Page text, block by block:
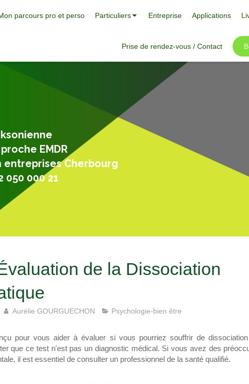
parcours pro et perso Particuliers Entreprise Applications
Prise de rendez-vous / Contact
EMDR
entreprises Cherbourg
050 000 21
de la Dissociation
Aurélie GOURGUECHON Psychologie-bien être
pour vous aider à évaluer si vous pourriez souffrir de
que ce test n'est pas un diagnostic médical. Si vous avez des
il est essentiel de consulter un professionnel de la santé qualifié.